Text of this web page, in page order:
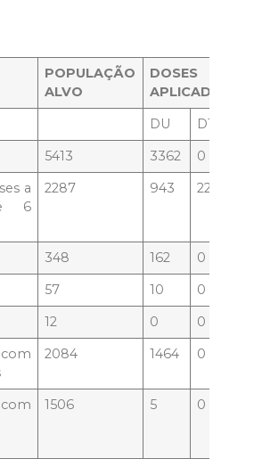
POPULAÇÃO
ALVO
DOSES
APLICADAS
DU
D1
5413 3362 0
a
6
2287 943 221
348 162 0
57 10 0
12 0 0
2084 1464 0
1506 5 0